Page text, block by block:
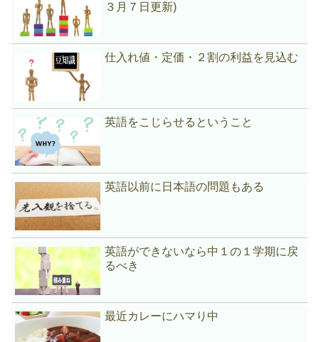
３月７日更新)
仕入れ値・定価・２割の利益を見込む
英語をこじらせるということ
英語以前に日本語の問題もある
英語ができないなら中１の１学期に戻
るべき
最近カレーにハマり中